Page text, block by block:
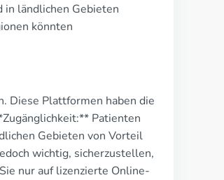
in ländlichen Gebieten
könnten
Diese Plattformen haben die
Patienten
Gebieten von Vorteil
wichtig, sicherzustellen,
nur auf lizenzierte Online-